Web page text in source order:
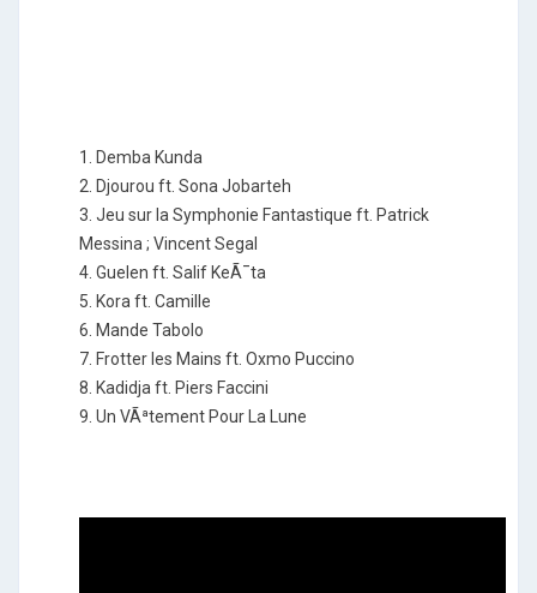
1. Demba Kunda
2. Djourou ft. Sona Jobarteh
3. Jeu sur la Symphonie Fantastique ft. Patrick
Messina ; Vincent Segal
4. Guelen ft. Salif KeÃ¯ta
5. Kora ft. Camille
6. Mande Tabolo
7. Frotter les Mains ft. Oxmo Puccino
8. Kadidja ft. Piers Faccini
9. Un VÃªtement Pour La Lune